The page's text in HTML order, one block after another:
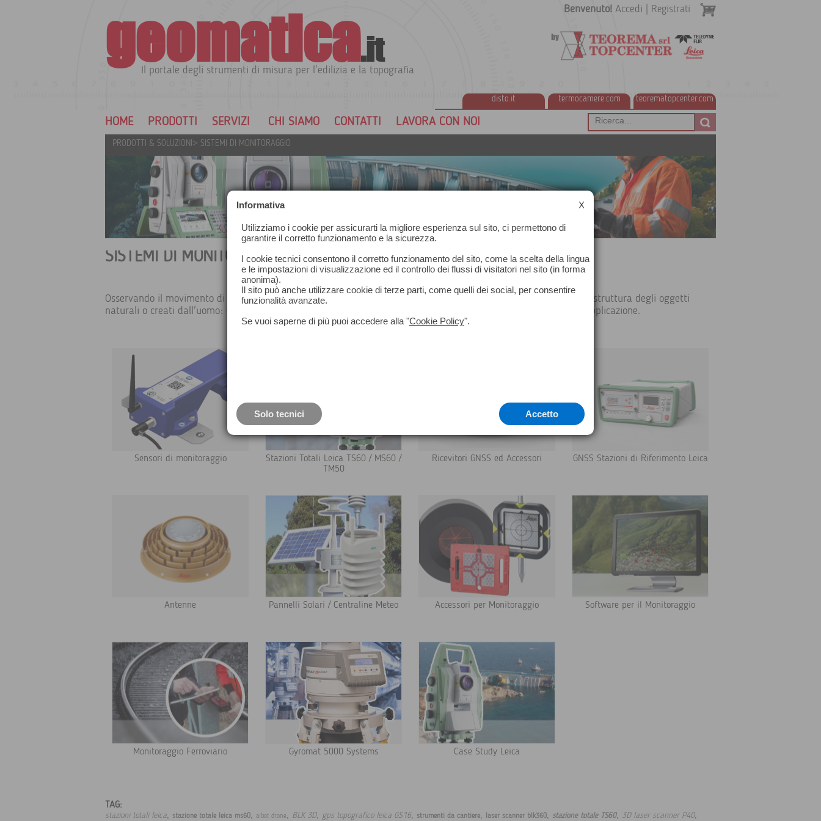
geomatica.it
Il portale degli strumenti di misura per l'edilizia e la topografia
disto.it termocamere.com teorematopcenter.com
Benvenuto! Accedi Registrati
HOME PRODOTTI SERVIZI CHI SIAMO CONTATTI LAVORA CON NOI
PRODOTTI & SOLUZIONI > SISTEMI DI MONITORAGGIO
SISTEMI DI MONITORAGGIO
Osservando il movimento di un pendio vulcanico o la struttura di un lungo ponte; se misuri, analizzi e gestisci la struttura degli oggetti
naturali o creati dall'uomo: il sistema di monitoraggio di Leica Geosystems ti offre la giusta soluzione per ogni applicazione.
Sensori di monitoraggio
Stazioni Totali Leica TS60 / MS60 /
TM50
Ricevitori GNSS ed Accessori GNSS Stazioni di Riferimento Leica
Antenne Pannelli Solari / Centraline Meteo Accessori per Monitoraggio Software per il Monitoraggio
Monitoraggio Ferroviario Gyromat 5000 Systems Case Study Leica
TAG:
stazioni totali leica, stazione totale leica ms60, aibot drone, BLK 3D, gps topografico leica GS16, strumenti da cantiere, laser scanner blk360, stazione totale TS60, 3D laser scanner P40,
Informativa X
Utilizziamo i cookie per assicurarti la migliore esperienza sul sito, ci permettono di
garantire il corretto funzionamento e la sicurezza.
I cookie tecnici consentono il corretto funzionamento del sito, come la scelta della lingua
e le impostazioni di visualizzazione ed il controllo dei flussi di visitatori nel sito (in forma
anonima).
Il sito può anche utilizzare cookie di terze parti, come quelli dei social, per consentire
funzionalità avanzate.
Se vuoi saperne di più puoi accedere alla "Cookie Policy".
Solo tecnici Accetto